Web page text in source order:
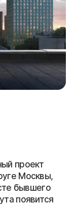
проект
Москвы,
бывшего
появится